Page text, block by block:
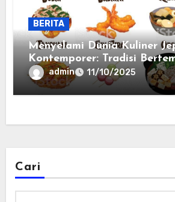
BERITA
Menyelami Dunia Kuliner
Kontemporer: Tradisi
admin 11/10/2025
Cari